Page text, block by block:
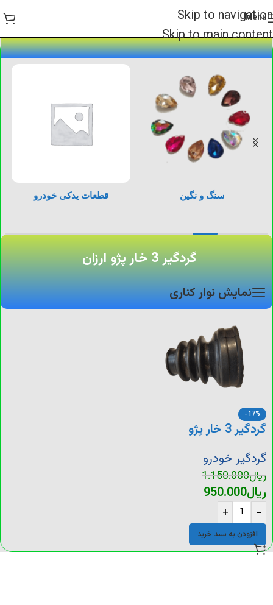
Skip to navigation
Skip to main content
Menu
سنگ و نگین قطعات یدکی خودرو
گردگیر 3 خار پژو ارزان
نمایش نوار کناری
-17%
گردگیر 3 خار پژو
گردگیر خودرو
ریال1.150.000
ریال950.000
-
+
افزودن به سبد خرید